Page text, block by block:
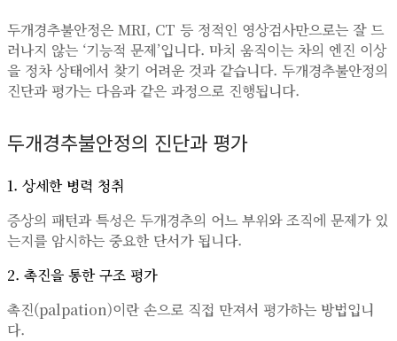
두개경추불안정은 MRI, CT 등 정적인 영상검사만으로는 잘 드
러나지 않는 ‘기능적 문제’입니다. 마치 움직이는 차의 엔진 이상
을 정차 상태에서 찾기 어려운 것과 같습니다. 두개경추불안정의
진단과 평가는 다음과 같은 과정으로 진행됩니다.
두개경추불안정의 진단과 평가
1. 상세한 병력 청취
증상의 패턴과 특성은 두개경추의 어느 부위와 조직에 문제가 있
는지를 암시하는 중요한 단서가 됩니다.
2. 촉진을 통한 구조 평가
촉진(palpation)이란 손으로 직접 만져서 평가하는 방법입니
다.